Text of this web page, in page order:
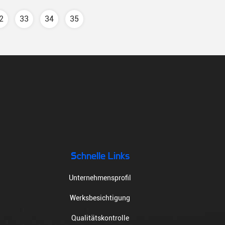
33 34 35
Schnelle Links
Unternehmensprofil
Werksbesichtigung
Qualitätskontrolle